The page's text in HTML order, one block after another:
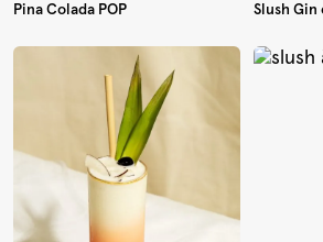
Pina Colada POP Slush